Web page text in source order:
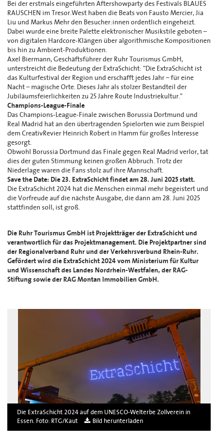
Bei der erstmals eingeführten Aftershowparty des Festivals BLAUES
RAUSCHEN im Tresor.West haben die Beats von Fausto Mercier, Jia
Liu und Markus Mehr den Besucher:innen ordentlich eingeheizt.
Dabei wurde eine breite Palette elektronischer Musikstile geboten –
von digitalen Hardcore-Klängen über algorithmische Kompositionen
bis hin zu Ambient-Produktionen.
Axel Biermann, Geschäftsführer der Ruhr Tourismus GmbH,
unterstreicht die Bedeutung der ExtraSchicht: "Die ExtraSchicht ist
das Kulturfestival der Region und erschafft jedes Jahr – für eine
Nacht – magische Orte. Dieses Jahr als stolzer Bestandteil der
Jubiläumsfeierlichkeiten zu 25 Jahre Route Industriekultur."
Champions-League-Finale
Das Champions-League-Finale zwischen Borussia Dortmund und
Real Madrid hat an den übertragenden Spielorten wie zum Beispiel
dem CreativRevier Heinrich Robert in Hamm für großes Interesse
gesorgt.
Obwohl Borussia Dortmund das Finale gegen Real Madrid verlor, tat
dies der guten Stimmung keinen großen Abbruch. Trotz der
Niederlage waren die Fans stolz auf ihre Mannschaft.
Save the Date: Die 23. ExtraSchicht findet am 28. Juni 2025 statt.
Die ExtraSchicht 2024 hat die Menschen einmal mehr begeistert und
die Vorfreude auf die nächste Ausgabe, die dann am 28. Juni 2025
stattfinden soll, ist groß.
Die Ruhr Tourismus GmbH ist Projektträger der ExtraSchicht und
verantwortlich für das Projektmanagement. Die Projektpartner sind
der Regionalverband Ruhr und der Verkehrsverbund Rhein-Ruhr.
Gefördert wird die ExtraSchicht 2024 vom Ministerium für Kultur
und Wissenschaft des Landes Nordrhein-Westfalen, der RAG-
Stiftung sowie der RAG Montan Immobilien GmbH.
Die ExtraSchicht 2024 auf dem UNESCO-Welterbe Zollverein in
Essen. Foto: RTG/Kaut
Bild herunterladen